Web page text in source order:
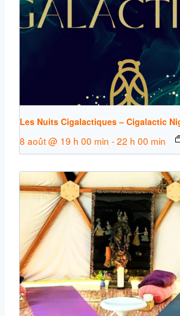
Les Nuits Cigalactiques – Cigalactic
8 août @ 19 h 00 min -22 h 00 min